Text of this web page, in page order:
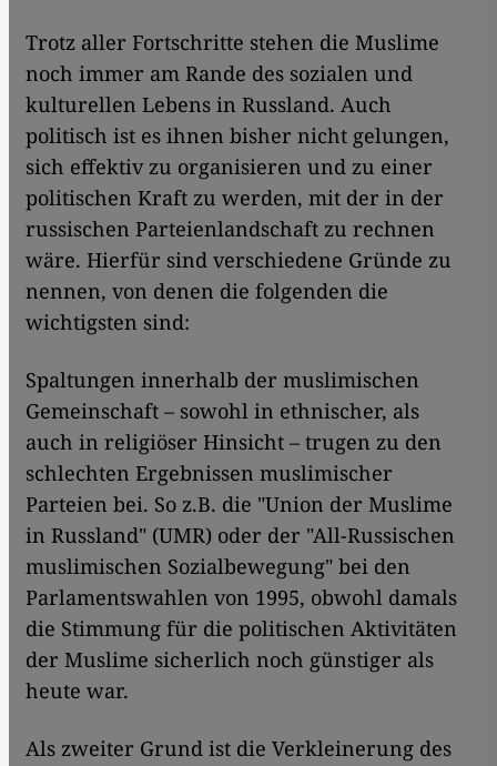
Trotz aller Fortschritte stehen die Muslime
noch immer am Rande des sozialen und
kulturellen Lebens in Russland. Auch
politisch ist es ihnen bisher nicht gelungen,
sich effektiv zu organisieren und zu einer
politischen Kraft zu werden, mit der in der
russischen Parteienlandschaft zu rechnen
wäre. Hierfür sind verschiedene Gründe zu
nennen, von denen die folgenden die
wichtigsten sind:
Spaltungen innerhalb der muslimischen
Gemeinschaft – sowohl in ethnischer, als
auch in religiöser Hinsicht – trugen zu den
schlechten Ergebnissen muslimischer
Parteien bei. So z.B. die "Union der Muslime
in Russland" (UMR) oder der "All-Russischen
muslimischen Sozialbewegung" bei den
Parlamentswahlen von 1995, obwohl damals
die Stimmung für die politischen Aktivitäten
der Muslime sicherlich noch günstiger als
heute war.
Als zweiter Grund ist die Verkleinerung des